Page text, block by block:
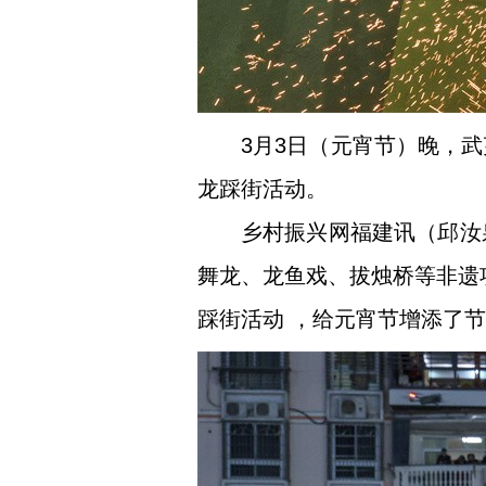
3月3日（元宵节）晚，
龙踩街活动。
乡村振兴网福建讯（邱
舞龙、龙鱼戏、拔烛桥等非
踩街活动 ，给元宵节增添了